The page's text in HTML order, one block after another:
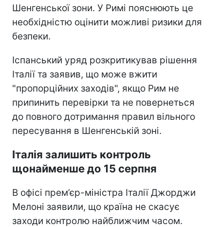
Шенгенської зони. У Римі пояснюють це
необхідністю оцінити можливі ризики для
безпеки.
Іспанський уряд розкритикував рішення
Італії та заявив, що може вжити
"пропорційних заходів", якщо Рим не
припинить перевірки та не повернеться
до повного дотримання правил вільного
пересування в Шенгенській зоні.
Італія залишить контроль
щонайменше до 15 серпня
В офісі прем’єр-міністра Італії Джорджи
Мелоні заявили, що країна не скасує
заходи контролю найближчим часом.